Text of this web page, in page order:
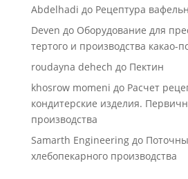
Abdelhadi до Рецептура
Deven до Оборудование для
тертого и производства какао-
roudayna dehech до Пектин
khosrow momeni до Расчет
кондитерские изделия.
производства
Samarth Engineeringдо
хлебопекарного производства